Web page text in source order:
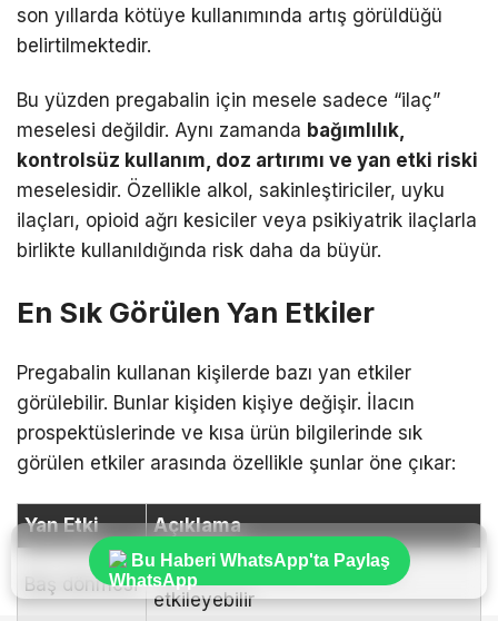
son yıllarda kötüye kullanımında artış görüldüğü
belirtilmektedir.
Bu yüzden pregabalin için mesele sadece “ilaç”
meselesi değildir. Aynı zamanda bağımlılık,
kontrolsüz kullanım, doz artırımı ve yan etki riski
meselesidir. Özellikle alkol, sakinleştiriciler, uyku
ilaçları, opioid ağrı kesiciler veya psikiyatrik ilaçlarla
birlikte kullanıldığında risk daha da büyür.
En Sık Görülen Yan Etkiler
Pregabalin kullanan kişilerde bazı yan etkiler
görülebilir. Bunlar kişiden kişiye değişir. İlacın
prospektüslerinde ve kısa ürün bilgilerinde sık
görülen etkiler arasında özellikle şunlar öne çıkar:
Yan Etki Açıklama
Baş dönmesi
Dengeyi ve araç kullanımını
etkileyebilir
Bu Haberi WhatsApp'ta Paylaş